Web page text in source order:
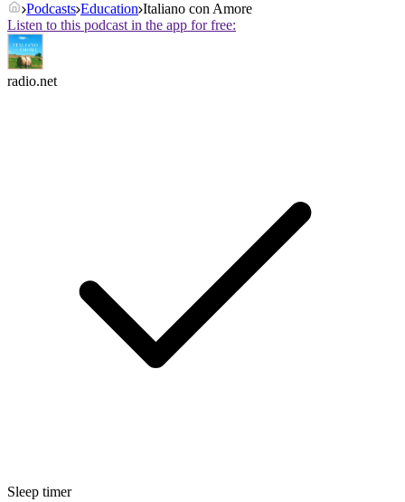
Podcasts Education Italiano con Amore
Listen to this podcast in the app for free:
radio.net
Sleep timer